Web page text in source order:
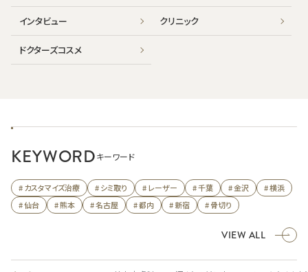
インタビュー クリニック
ドクターズコスメ
KEYWORDキーワード
# カスタマイズ治療 # シミ取り # レーザー # 千葉 # 金沢
# 横浜
# 仙台
# 熊本 # 名古屋 # 都内 # 新宿 # 骨切り
VIEW ALL